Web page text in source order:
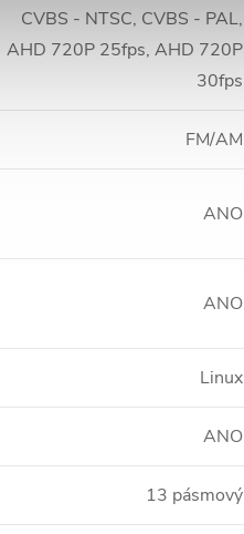
CVBS - NTSC, CVBS - PAL,
AHD 720P 25fps, AHD 720P
30fps
FM/AM
ANO
ANO
Linux
ANO
13 pásmový